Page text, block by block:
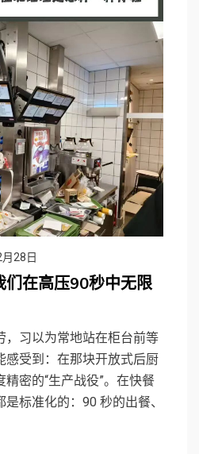
28日
们在高压90秒中无限
，习以为常地站在柜台前等
感受到：在那块开放式后厨
密的“生产战役”。在快餐
标准化的：90 秒的出餐、